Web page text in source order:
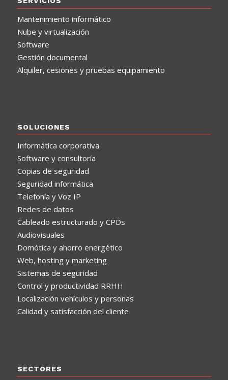
Mantenimiento informático
Nube y virtualización
Software
Gestión documental
Alquiler, cesiones y pruebas equipamiento
SOLUCIONES
Informática corporativa
Software y consultoría
Copias de seguridad
Seguridad informática
Telefonía y Voz IP
Redes de datos
Cableado estructurado y CPDs
Audiovisuales
Domótica y ahorro energético
Web, hosting y marketing
Sistemas de seguridad
Control y productividad RRHH
Localización vehículos y personas
Calidad y satisfacción del cliente
SECTORES